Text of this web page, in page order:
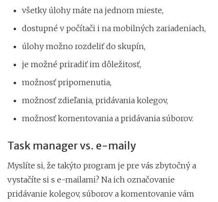
všetky úlohy máte na jednom mieste,
dostupné v počítači i na mobilných zariadeniach,
úlohy možno rozdeliť do skupín,
je možné priradiť im dôležitosť,
možnosť pripomenutia,
možnosť zdieľania, pridávania kolegov,
možnosť komentovania a pridávania súborov.
Task manager vs. e-maily
Myslíte si, že takýto program je pre vás zbytočný a
vystačíte si s e-mailami? Na ich označovanie
pridávanie kolegov, súborov a komentovanie vám